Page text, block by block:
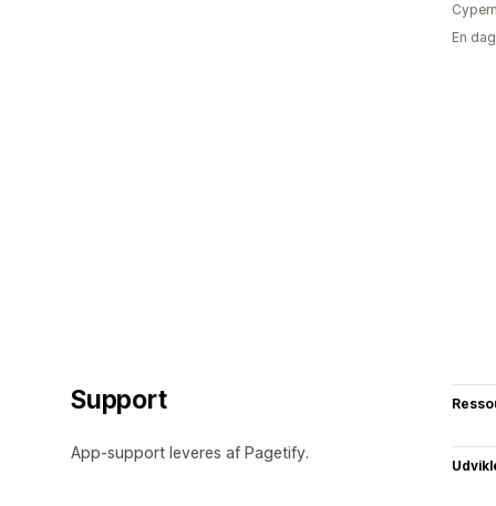
Cypern
En
Support
App-support leveres af Pagetify.